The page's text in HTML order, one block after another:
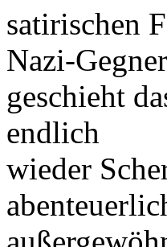
satirischen
Nazi-
geschieht
endlich
wieder